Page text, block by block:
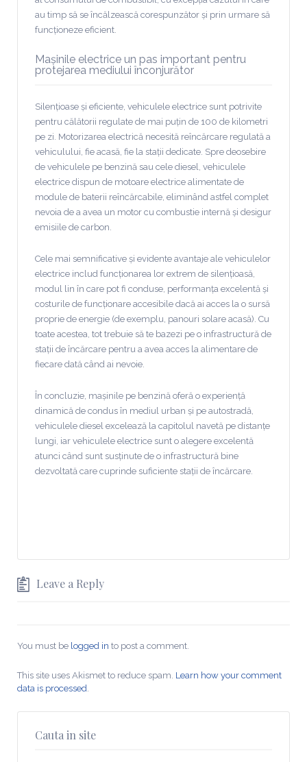
au timp să se încălzească corespunzător și prin urmare să
funcționeze eficient.
Mașinile electrice un pas important pentru
protejarea mediului înconjurător
Silențioase și eficiente, vehiculele electrice sunt potrivite
pentru călătorii regulate de mai puțin de 100 de kilometri
pe zi. Motorizarea electrică necesită reîncărcare regulată a
vehiculului, fie acasă, fie la stații dedicate. Spre deosebire
de vehiculele pe benzină sau cele diesel, vehiculele
electrice dispun de motoare electrice alimentate de
module de baterii reîncărcabile, eliminând astfel complet
nevoia de a avea un motor cu combustie internă și desigur
emisiile de carbon.
Cele mai semnificative și evidente avantaje ale vehiculelor
electrice includ funcționarea lor extrem de silențioasă,
modul lin în care pot fi conduse, performanța excelentă și
costurile de funcționare accesibile dacă ai acces la o sursă
proprie de energie (de exemplu, panouri solare acasă). Cu
toate acestea, tot trebuie să te bazezi pe o infrastructură de
stații de încărcare pentru a avea acces la alimentare de
fiecare dată când ai nevoie.
În concluzie, mașinile pe benzină oferă o experiență
dinamică de condus în mediul urban și pe autostradă,
vehiculele diesel excelează la capitolul navetă pe distanțe
lungi, iar vehiculele electrice sunt o alegere excelentă
atunci când sunt susținute de o infrastructură bine
dezvoltată care cuprinde suficiente stații de încărcare.
Leave a Reply
You must be logged in to post a comment.
This site uses Akismet to reduce spam. Learn how your comment
data is processed.
Cauta in site